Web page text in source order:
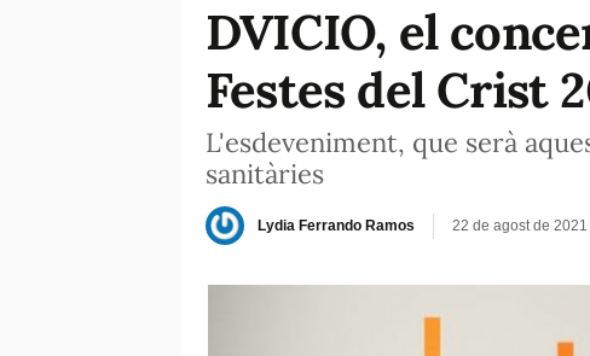
DVICIO, el
Festes del Crist
L'esdeveniment, que serà
sanitàries
Lydia Ferrando Ramos 22 de agost de